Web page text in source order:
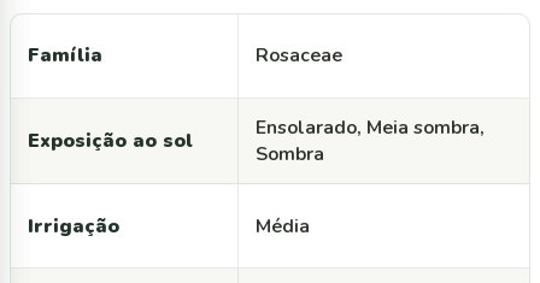
Família Rosaceae
Exposição ao sol
Ensolarado, Meia sombra,
Sombra
Irrigação Média